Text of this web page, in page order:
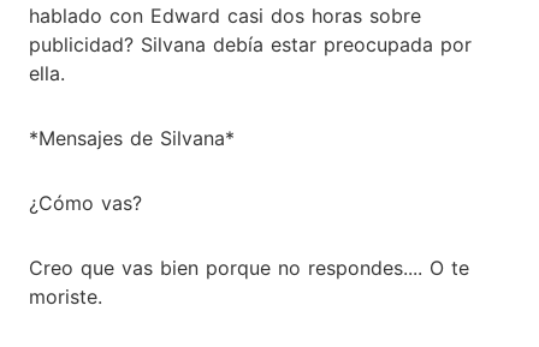
hablado con Edward casi dos horas sobre
publicidad? Silvana debía estar preocupada por
ella.
*Mensajes de Silvana*
¿Cómo vas?
Creo que vas bien porque no respondes.... O te
moriste.